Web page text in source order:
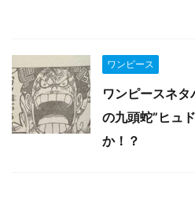
ワンピース
ワンピースネ
の九頭蛇”ヒュ
か！？